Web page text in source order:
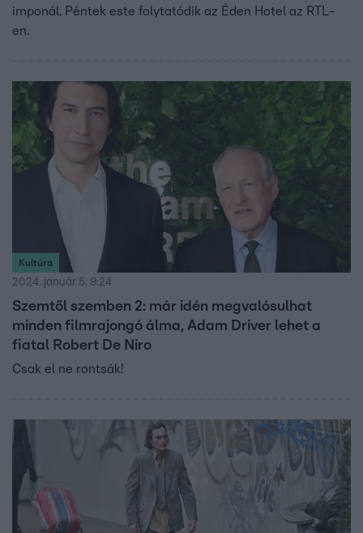
imponál. Péntek este folytatódik az Éden Hotel az RTL-
en.
Kultúra
2024. január 5. 9:24
Szemtől szemben 2: már idén megvalósulhat
minden filmrajongó álma, Adam Driver lehet a
fiatal Robert De Niro
Csak el ne rontsák!